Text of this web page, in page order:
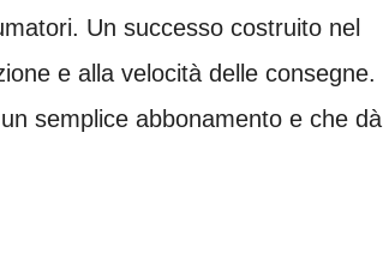
Un successo costruito nel
e alla velocità delle consegne.
semplice abbonamento e che dà